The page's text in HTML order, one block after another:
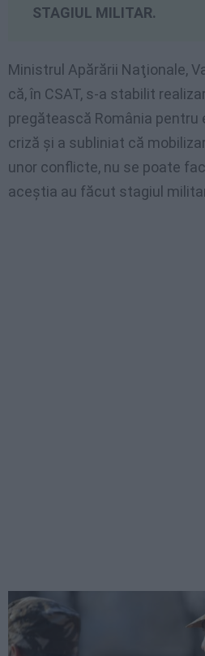
STAGIUL MILITAR.
Ministrul Apărării Naţionale,
că, în CSAT, s-a stabilit
pregătească România
criză şi a subliniat că
unor conflicte, nu se poate
aceştia au făcut stagiul